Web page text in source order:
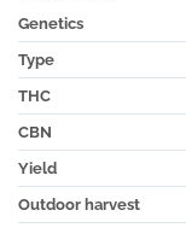
Genetics
Type
THC
CBN
Yield
Outdoor harvest